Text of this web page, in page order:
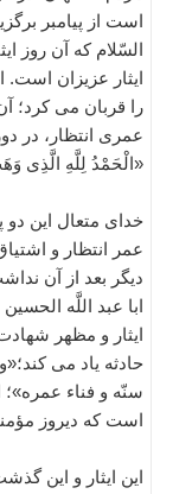
است از پیامبر
السّلام که آن روز
ایثار عزیزان است.
را قربان می کرد؛
عمری انتظار، در
«الْحَمْدُ لِلَّهِ الَّذِی
خدای متعال این دو
عمر انتظار و
دیگر بعد از آن
ابا عبد اللَّه
ایثار و مظهر
حادثه یاد می
سنّه و فناء
است که دیروز
این ایثار و این